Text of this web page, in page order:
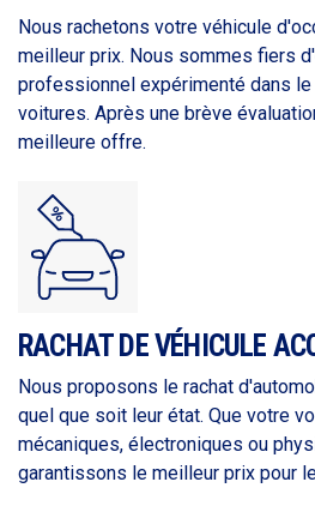
Nous rachetons votre véhicule
meilleur prix. Nous sommes fiers
professionnel expérimenté dans
voitures. Après une brève
meilleure offre.
RACHAT DE VÉHICULE
Nous proposons le rachat
quel que soit leur état. Que votre
mécaniques, électroniques ou
garantissons le meilleur prix pour